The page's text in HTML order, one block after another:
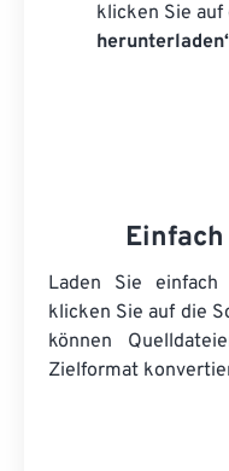
klicken Sie
Laden Sie
klicken Sie auf die
können
Zielformat